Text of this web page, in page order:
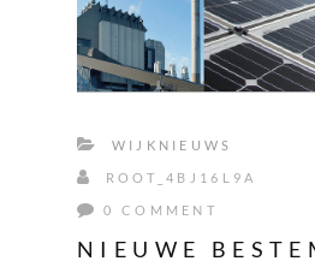
WIJKNIEUWS
ROOT_4BJ16L9A
0 COMMENT
NIEUWE